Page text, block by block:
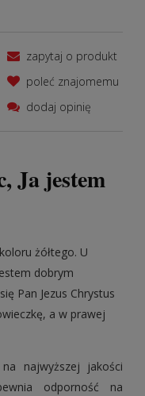
zapytaj o produkt
poleć znajomemu
dodaj opinię
Ja jestem
żółtego. U
dobrym
Pan Jezus Chrystus
a w prawej
najwyższej jakości
odporność na